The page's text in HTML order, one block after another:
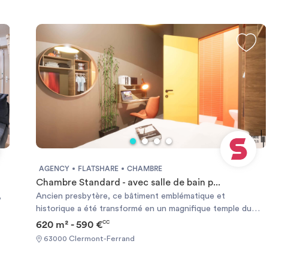
AGENCY FLATSHARE CHAMBRE
Chambre Standard - avec salle de bain p...
Ancien presbytère, ce bâtiment emblématique et
historique a été transformé en un magnifique temple du
Coliving. Cette grande maison exceptionnelle de 620 m2
style art roman est située à moins de 10min en tramway du
centre de Clermont-Ferrand. Construit il y a plusieurs
620 m² - 590 €CC
63000 Clermont-Ferrand